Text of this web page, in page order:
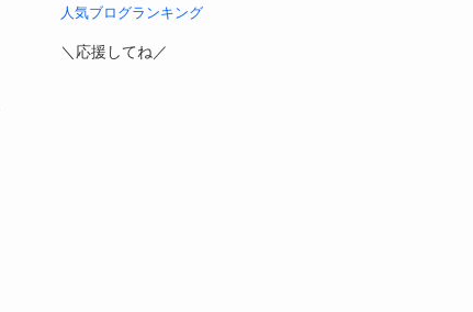
人気ブログランキング
＼応援してね／